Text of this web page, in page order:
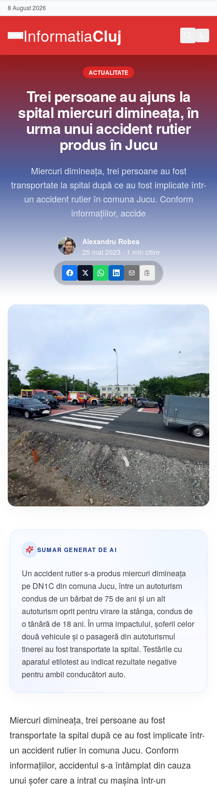
8 August 2026
Contact
ACTUALITATE
Trei persoane au ajuns la
spital miercuri dimineața, în
urma unui accident rutier
produs în Jucu
Miercuri dimineața, trei persoane au fost
transportate la spital după ce au fost implicate într-
un accident rutier în comuna Jucu. Conform
informațiilor, accide
Alexandru Robea
25 mai 2023 · 1 min citire
SUMAR GENERAT DE AI
Un accident rutier s-a produs miercuri dimineața
pe DN1C din comuna Jucu, între un autoturism
condus de un bărbat de 75 de ani și un alt
autoturism oprit pentru virare la stânga, condus de
o tânără de 18 ani. În urma impactului, șoferii celor
două vehicule și o pasageră din autoturismul
tinerei au fost transportate la spital. Testările cu
aparatul etilotest au indicat rezultate negative
pentru ambii conducători auto.
Miercuri dimineața, trei persoane au fost
transportate la spital după ce au fost implicate într-
un accident rutier în comuna Jucu. Conform
informațiilor, accidentul s-a întâmplat din cauza
unui șofer care a intrat cu mașina într-un